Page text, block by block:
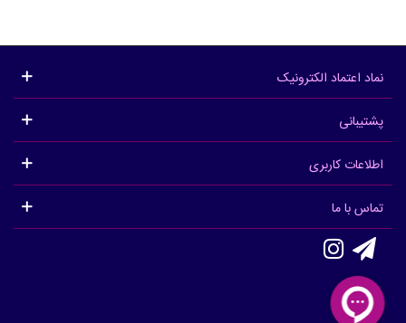
نماد اعتماد الکترونیک
پشتیبانی
اطلاعات کاربری
تماس با ما